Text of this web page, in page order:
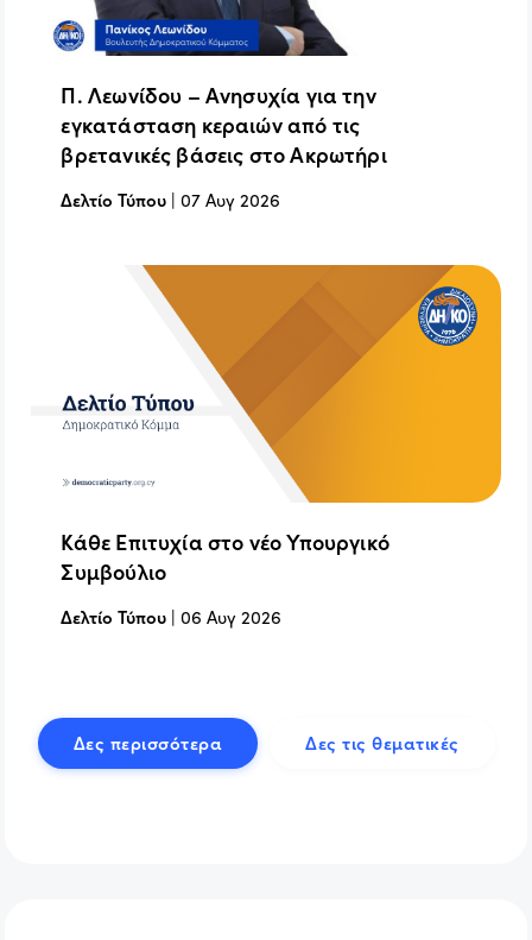
Π. Λεωνίδου – Ανησυχία για την
εγκατάσταση κεραιών από τις
βρετανικές βάσεις στο Ακρωτήρι
Δελτίο Τύπου |07 Αυγ 2026
Κάθε Επιτυχία στο νέο Υπουργικό
Συμβούλιο
Δελτίο Τύπου |06 Αυγ 2026
Δες περισσότερα Δες τις θεματικές